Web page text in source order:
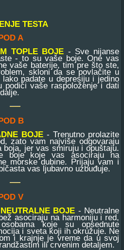
TESTA
A
TOPLE BOJE - Sve nijanse
- to su vaše boje. One vas
vaše baterije, tim pre što ste,
skloni da se povlačite u
padate u depresiju i jedino
podići vaše raspoloženje i dati
B
BOJE- Trenutno prolazite
zato vam najviše odgovaraju
boja, jer vas smiruju i opuštaju.
boje koje vas asociraju na
morske dubine. Prijaju vam i
vas ljubavno uzbuđuje.
V
BOJE - Neutralne
asociraju na harmoniju i red,
koje su opsednute
i sveta koji ih okružuje. Ne
i krajnje je vreme da u svoj
ili crvenim detaljem.